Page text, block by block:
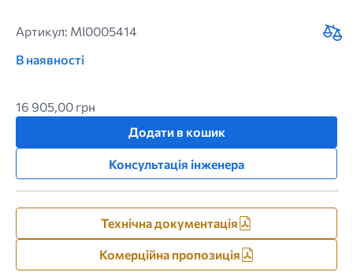
Артикул: MI0005414
В наявності
16 905,00 грн
Додати в кошик
Консультація інженера
Технічна документація
Комерційна пропозиція